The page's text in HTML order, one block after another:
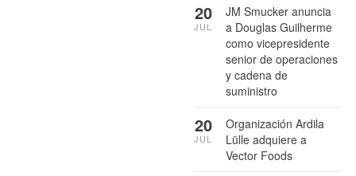
JM Smucker anuncia
a Douglas Guilherme
como vicepresidente
senior de operaciones
y cadena de
suministro
20
JUL
Organización Ardila
Lülle adquiere a
Vector Foods
20
JUL